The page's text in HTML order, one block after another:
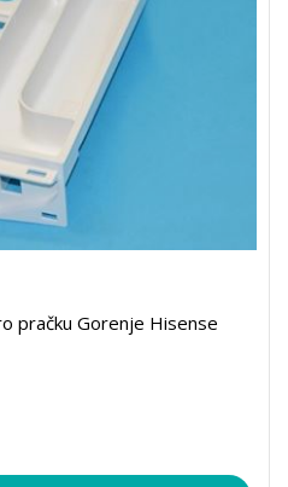
pračku Gorenje Hisense